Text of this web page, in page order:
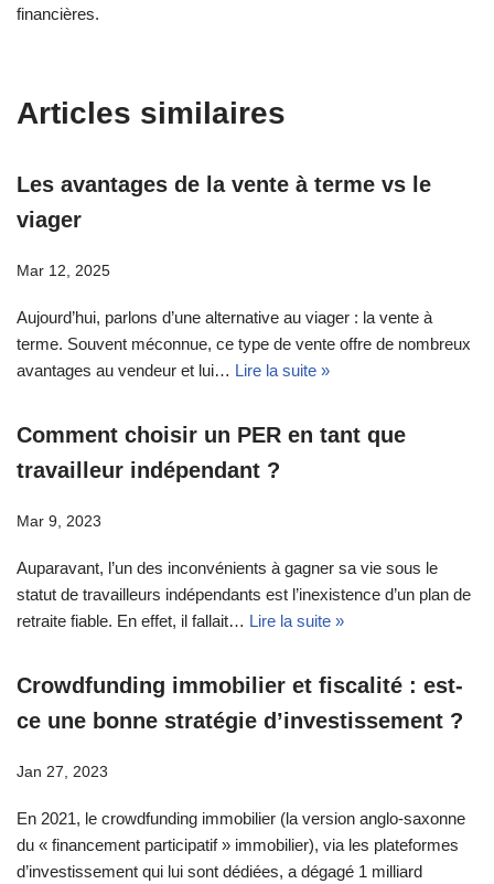
financières.
Articles similaires
Les avantages de la vente à terme vs le
viager
Mar 12, 2025
Aujourd’hui, parlons d’une alternative au viager : la vente à
terme. Souvent méconnue, ce type de vente offre de nombreux
avantages au vendeur et lui… Lire la suite »
Comment choisir un PER en tant que
travailleur indépendant ?
Mar 9, 2023
Auparavant, l’un des inconvénients à gagner sa vie sous le
statut de travailleurs indépendants est l’inexistence d’un plan de
retraite fiable. En effet, il fallait… Lire la suite »
Crowdfunding immobilier et fiscalité : est-
ce une bonne stratégie d’investissement ?
Jan 27, 2023
En 2021, le crowdfunding immobilier (la version anglo-saxonne
du « financement participatif » immobilier), via les plateformes
d’investissement qui lui sont dédiées, a dégagé 1 milliard